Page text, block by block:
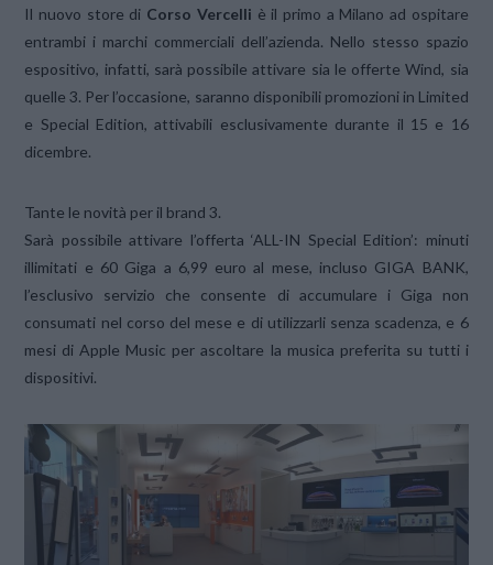
Il nuovo store di Corso Vercelli è il primo a Milano ad ospitare
entrambi i marchi commerciali dell’azienda. Nello stesso spazio
espositivo, infatti, sarà possibile attivare sia le offerte Wind, sia
quelle 3. Per l’occasione, saranno disponibili promozioni in Limited
e Special Edition, attivabili esclusivamente durante il 15 e 16
dicembre.
Tante le novità per il brand 3.
Sarà possibile attivare l’offerta ‘ALL-IN Special Edition’: minuti
illimitati e 60 Giga a 6,99 euro al mese, incluso GIGA BANK,
l’esclusivo servizio che consente di accumulare i Giga non
consumati nel corso del mese e di utilizzarli senza scadenza, e 6
mesi di Apple Music per ascoltare la musica preferita su tutti i
dispositivi.